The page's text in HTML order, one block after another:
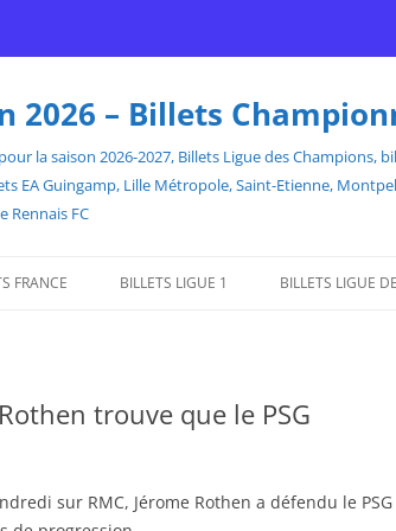
2026 – Billets
la saison 2026-2027, Billets Ligue des Champions,
EA Guingamp, Lille Métropole, Saint-Etienne,
Rennais FC
FRANCE BILLETS LIGUE 1 BILLETS LIGUE
trouve que le PSG
sur RMC, Jérome Rothen a défendu le